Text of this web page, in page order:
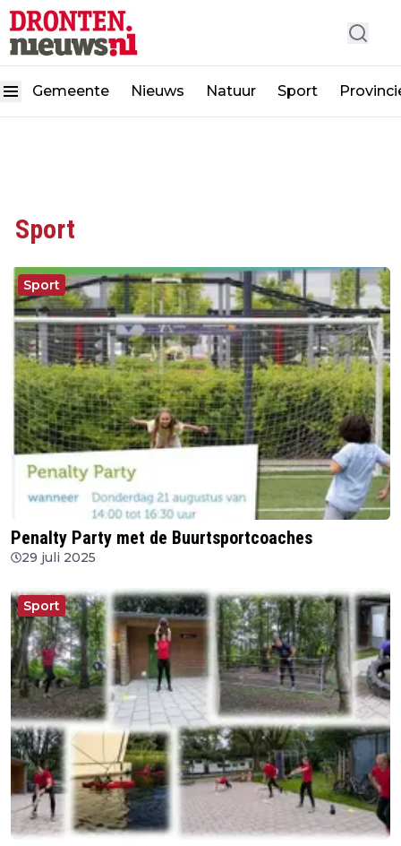
Gemeente Nieuws Natuur Sport
Sport
Sport
Penalty Party met de Buurtsportcoaches
29 juli 2025
Sport